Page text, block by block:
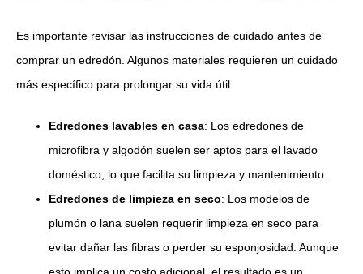
Es importante revisar las instrucciones de cuidado antes de
comprar un edredón. Algunos materiales requieren un cuidado
más específico para prolongar su vida útil:
Edredones lavables en casa: Los edredones de
microfibra y algodón suelen ser aptos para el lavado
doméstico, lo que facilita su limpieza y mantenimiento.
Edredones de limpieza en seco: Los modelos de
plumón o lana suelen requerir limpieza en seco para
evitar dañar las fibras o perder su esponjosidad. Aunque